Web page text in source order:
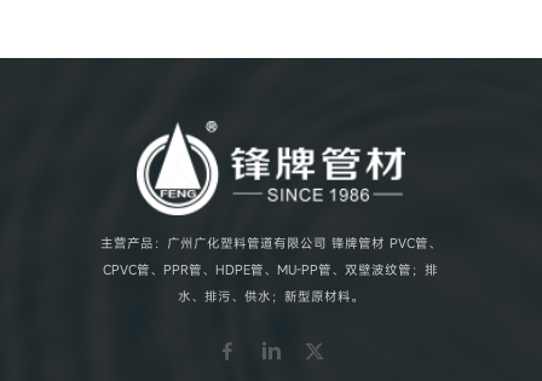
主营产品：广州广化塑料管道有限公司 锋牌管材 PVC管、
CPVC管、PPR管、HDPE管、MU-PP管、双壁波纹管；排
水、排污、供水；新型原材料。